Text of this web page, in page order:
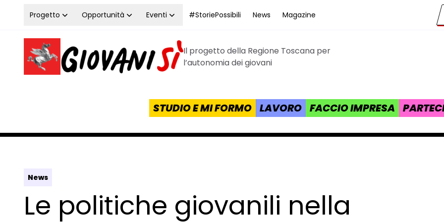
Vai al contenuto
Progetto Opportunità Eventi #StoriePossibili News Magazine
Homepage Giovanisì - Progetto della Regione Toscana
Il progetto della Regione Toscana per
l’autonomia dei giovani
STUDIO E MI FORMO LAVORO FACCIO IMPRESA
News
Le politiche giovanili nella